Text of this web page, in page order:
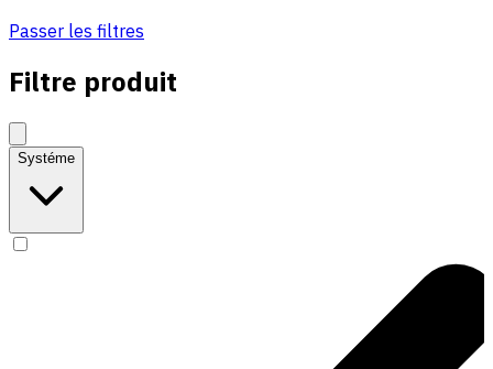
Passer les filtres
Filtre produit
Systéme